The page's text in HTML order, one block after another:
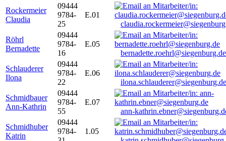
Rockermeier
Claudia
09444
9784-
25
E.01
Röhrl
Bernadette
09444
9784-
16
E.05
bernadette.roehrl@siegenburg.de
Schlauderer
Ilona
09444
9784-
22
E.06
ilona.schlauderer@siegenburg.de
Schmidbauer
Ann-Kathrin
09444
9784-
55
E.07
ann-
Schmidhuber
Katrin
09444
9784-
1.05